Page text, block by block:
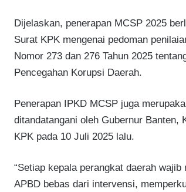
Dijelaskan, penerapan MCSP 2025
Surat KPK mengenai pedoman
Nomor 273 dan 276 Tahun 2025
Pencegahan Korupsi Daerah.
Penerapan IPKD MCSP juga
ditandatangani oleh Gubernur Banten,
KPK pada 10 Juli 2025 lalu.
“Setiap kepala perangkat daerah
APBD bebas dari intervensi,